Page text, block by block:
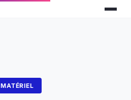
MATÉRIEL